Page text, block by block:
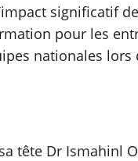
significatif
pour les
nationales lors
tête Dr Ismahinl